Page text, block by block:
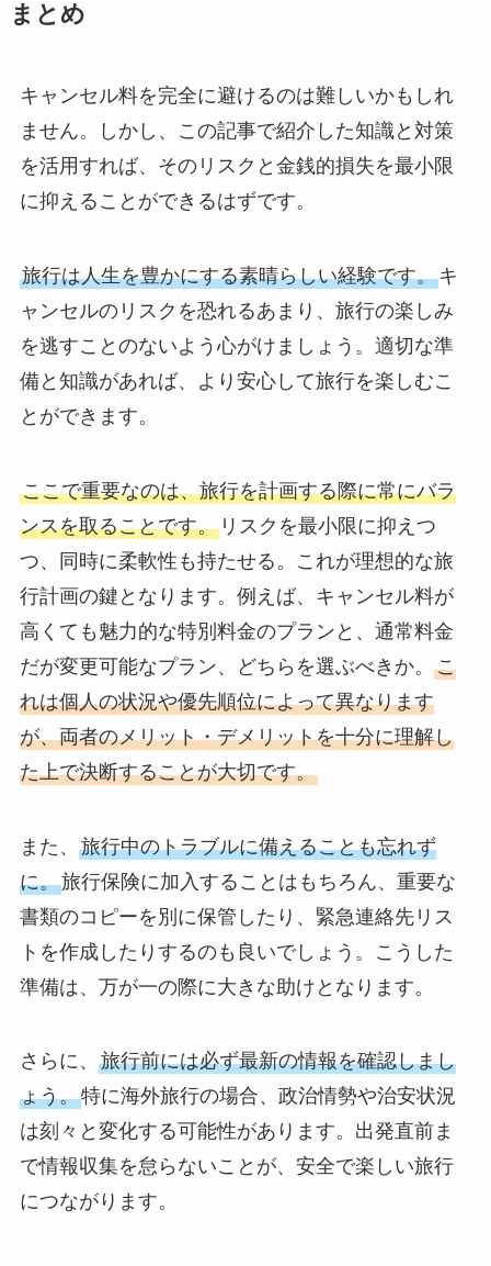
まとめ
キャンセル料を完全に避けるのは難しいかもしれ
ません。しかし、この記事で紹介した知識と対策
を活用すれば、そのリスクと金銭的損失を最小限
に抑えることができるはずです。
旅行は人生を豊かにする素晴らしい経験です。キ
ャンセルのリスクを恐れるあまり、旅行の楽しみ
を逃すことのないよう心がけましょう。適切な準
備と知識があれば、より安心して旅行を楽しむこ
とができます。
ここで重要なのは、旅行を計画する際に常にバラ
ンスを取ることです。リスクを最小限に抑えつ
つ、同時に柔軟性も持たせる。これが理想的な旅
行計画の鍵となります。例えば、キャンセル料が
高くても魅力的な特別料金のプランと、通常料金
だが変更可能なプラン、どちらを選ぶべきか。 こ
れは個人の状況や優先順位によって異なります
が、両者のメリット・デメリットを十分に理解し
た上で決断することが大切です。
また、 旅行中のトラブルに備えることも忘れず
に。旅行保険に加入することはもちろん、重要な
書類のコピーを別に保管したり、緊急連絡先リス
トを作成したりするのも良いでしょう。こうした
準備は、万が一の際に大きな助けとなります。
さらに、 旅行前には必ず最新の情報を確認しまし
ょう。特に海外旅行の場合、政治情勢や治安状況
は刻々と変化する可能性があります。出発直前ま
で情報収集を怠らないことが、安全で楽しい旅行
につながります。